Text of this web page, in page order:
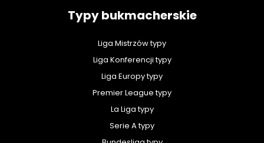
Typy bukmacherskie
Liga Mistrzów typy
Liga Konferencji typy
Liga Europy typy
Premier League typy
La Liga typy
Serie A typy